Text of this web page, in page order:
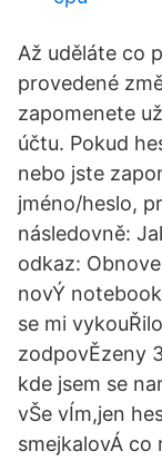
Až uděláte co
provedené
zapomenete
účtu. Pokud
nebo jste
jméno/heslo,
následovně:
odkaz:
novÝ
se mi
zodpovĚzeny
kde jsem se
vŠe vÍm,jen
smejkalovÁ co